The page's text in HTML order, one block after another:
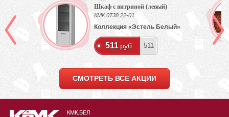
Шкаф с витриной (левый)
КМК 0738.22-01
Коллекция «Эстель Белый»
511 руб. 511
СМОТРЕТЬ ВСЕ АКЦИИ
КМК.БЕЛ